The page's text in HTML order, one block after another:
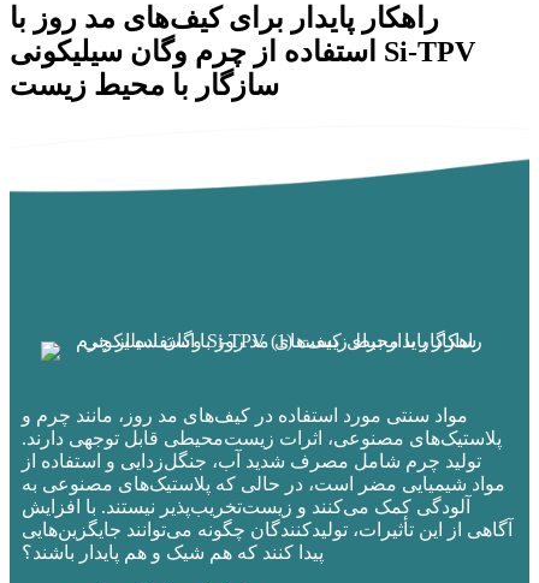
راهکار پایدار برای کیف‌های مد روز با
استفاده از چرم وگان سیلیکونی Si-TPV
سازگار با محیط زیست
مواد سنتی مورد استفاده در کیف‌های مد روز، مانند چرم و
پلاستیک‌های مصنوعی، اثرات زیست‌محیطی قابل توجهی دارند.
تولید چرم شامل مصرف شدید آب، جنگل‌زدایی و استفاده از
مواد شیمیایی مضر است، در حالی که پلاستیک‌های مصنوعی به
آلودگی کمک می‌کنند و زیست‌تخریب‌پذیر نیستند. با افزایش
آگاهی از این تأثیرات، تولیدکنندگان چگونه می‌توانند جایگزین‌هایی
پیدا کنند که هم شیک و هم پایدار باشند؟